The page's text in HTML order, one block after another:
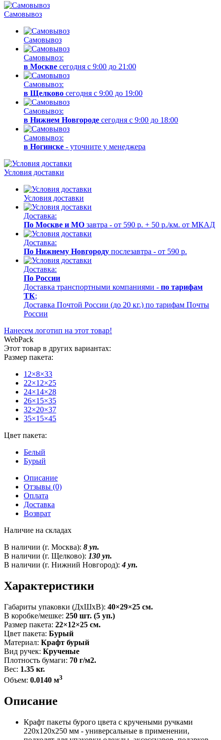
Самовывоз
Самовывоз
Самовывоз:
в Москве сегодня с 9:00 до 21:00
Самовывоз:
в Щелково сегодня с 9:00 до 19:00
Самовывоз:
в Нижнем Новгороде сегодня с 9:00 до 18:00
Самовывоз:
в Ногинске - уточните у менеджера
Условия доставки
Условия доставки
Доставка:
По Москве и МО завтра - от 590 р. + 50 р./км. от МКАД
Доставка:
По Нижнему Новгороду послезавтра - от 590 р.
Доставка:
По России
Доставка транспортными компаниями - по тарифам
ТК;
Доставка Почтой России (до 20 кг.) по тарифам Почты
России
Нанесем логотип на этот товар!
WebPack
Этот товар в других вариантах:
Размер пакета:
12×8×33
22×12×25
24×14×28
26×15×35
32×20×37
35×15×45
Цвет пакета:
Белый
Бурый
Описание
Отзывы (0)
Оплата
Доставка
Возврат
Наличие на складах
В наличии (г. Москва): 8 уп.
В наличии (г. Щелково): 130 уп.
В наличии (г. Нижний Новгород):4 уп.
Характеристики
Габариты упаковки (ДxШxВ): 40×29×25 см.
В коробке/мешке: 250 шт. (5 уп.)
Размер пакета: 22×12×25 см.
Цвет пакета: Бурый
Материал: Крафт бурый
Вид ручек: Крученые
Плотность бумаги: 70 г/м2.
Вес: 1.35 кг.
Объем: 0.0140 м3
Описание
Крафт пакеты бурого цвета с кручеными ручками
220x120x250 мм - универсальные в применении,